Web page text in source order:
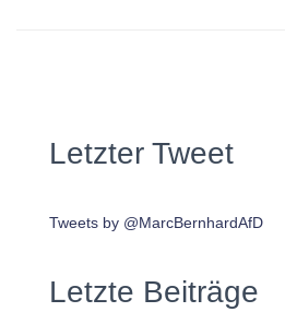
Letzter Tweet
Tweets by @MarcBernhardAfD
Letzte Beiträge